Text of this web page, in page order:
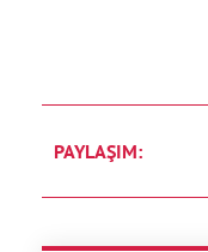
PAYLAŞIM: